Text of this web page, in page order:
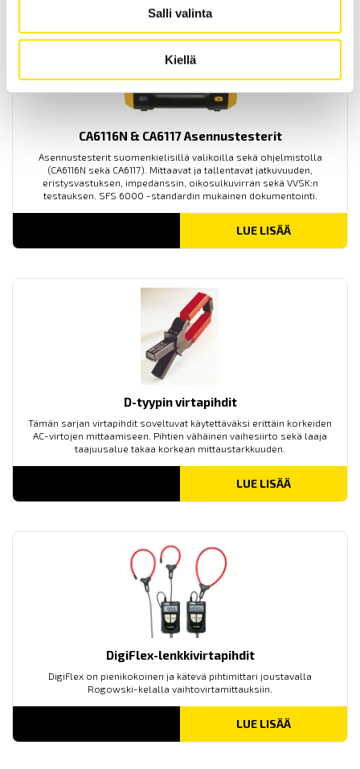
Salli valinta
Kiellä
CA6116N & CA6117 Asennustesterit
Asennustesterit suomenkielisillä valikoilla sekä ohjelmistolla
(CA6116N sekä CA6117). Mittaavat ja tallentavat jatkuvuuden,
eristysvastuksen, impedanssin, oikosulkuvirran sekä VVSK:n
testauksen. SFS 6000 -standardin mukainen dokumentointi.
LUE LISÄÄ
D-tyypin virtapihdit
Tämän sarjan virtapihdit soveltuvat käytettäväksi erittäin korkeiden
AC-virtojen mittaamiseen. Pihtien vähäinen vaihesiirto sekä laaja
taajuusalue takaa korkean mittaustarkkuuden.
LUE LISÄÄ
DigiFlex-lenkkivirtapihdit
DigiFlex on pienikokoinen ja kätevä pihtimittari joustavalla
Rogowski-kelalla vaihtovirtamittauksiin.
LUE LISÄÄ